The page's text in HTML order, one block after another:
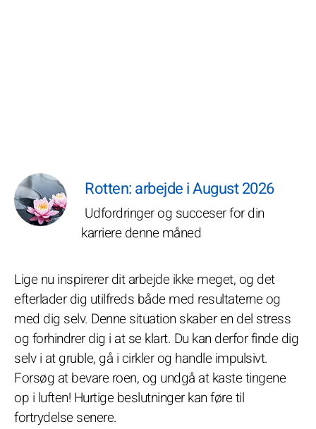
Rotten: arbejde i August 2026
Udfordringer og succeser for din
karriere denne måned
Lige nu inspirerer dit arbejde ikke meget, og det
efterlader dig utilfreds både med resultaterne og
med dig selv. Denne situation skaber en del stress
og forhindrer dig i at se klart. Du kan derfor finde dig
selv i at gruble, gå i cirkler og handle impulsivt.
Forsøg at bevare roen, og undgå at kaste tingene
op i luften! Hurtige beslutninger kan føre til
fortrydelse senere.